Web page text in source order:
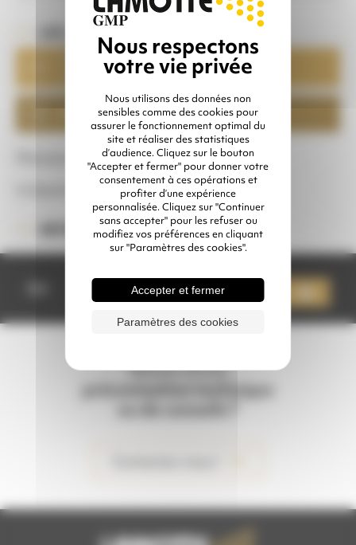
Disponible
sur stock
Étanche
Mamelon MM 1/2″
Longueur 40 mm
RÉFÉRENCE : CD280C
quantité
de
MAMELON Ajouter à mon devis
Besoin d'une
préconisation technique
ou de conseils ?
Nous utilisons des données non
sensibles comme des cookies pour
assurer le fonctionnement optimal du
site et réaliser des statistiques
d’audience. Cliquez sur le bouton
"Accepter et fermer" pour donner votre
consentement à ces opérations et
profiter d’une expérience
personnalisée. Cliquez sur "Continuer
sans accepter" pour les refuser ou
modifiez vos préférences en cliquant
sur "Paramètres des cookies".
Accepter et fermer
Paramètres des cookies